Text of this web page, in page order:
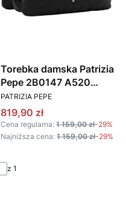
Torebka damska Patrizia
Pepe 2B0147 A520
czarny
PRODUCENT
PATRIZIA PEPE
Cena promocyjna
819,90 zł
Cena regularna: 1 159,00 zł-29%
Najniższa cena: 1 159,00 zł-29%
z 1